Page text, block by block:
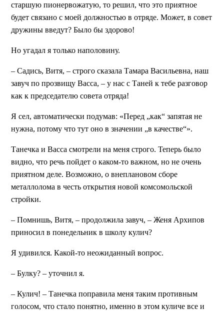
старшую пионервожатую, то решил, что это приятное
будет связано с моей должностью в отряде. Может, в совет
дружины введут? Было бы здорово!
Но угадал я только наполовину.
– Садись, Витя, – строго сказала Тамара Васильевна, наш
завуч по прозвищу Васса, – у нас с Таней к тебе разговор
как к председателю совета отряда!
Я сел, автоматически подумав: «Перед „как“ запятая не
нужна, потому что тут оно в значении „в качестве“».
Танечка и Васса смотрели на меня строго. Теперь было
видно, что речь пойдет о каком-то важном, но не очень
приятном деле. Возможно, о внеплановом сборе
металлолома в честь открытия новой комсомольской
стройки.
– Помнишь, Витя, – продолжила завуч, – Женя Архипов
приносил в понедельник в школу кулич?
Я удивился. Какой-то неожиданный вопрос.
– Булку? – уточнил я.
– Кулич! – Танечка поправила меня таким противным
голосом, что стало понятно, именно в этом куличе все и